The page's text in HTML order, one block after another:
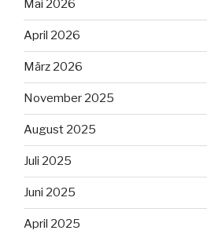
Mai 2026
April 2026
März 2026
November 2025
August 2025
Juli 2025
Juni 2025
April 2025